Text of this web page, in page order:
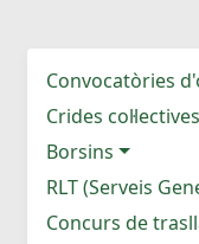
Convocatòries
Crides col·lectives
Borsins
RLT (Serveis
Concurs de